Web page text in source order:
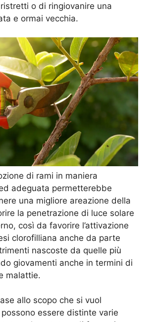
o di ringiovanire una
e ormai vecchia.
di rami in maniera
adeguata permetterebbe
una migliore areazione della
la penetrazione di luce solare
così da favorire l’attivazione
clorofilliana anche da parte
nascoste da quelle più
giovamenti anche in termini di
malattie.
allo scopo che si vuol
essere distinte varie